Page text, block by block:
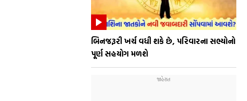
બિનજરૂરી ખર્ચ વધી શકે છે, પરિવારના સભ્યોનો
પૂર્ણ સહયોગ મળશે